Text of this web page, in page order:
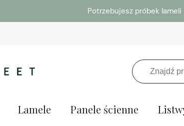
Potrzebujesz próbek
Lamele Panele ścienne